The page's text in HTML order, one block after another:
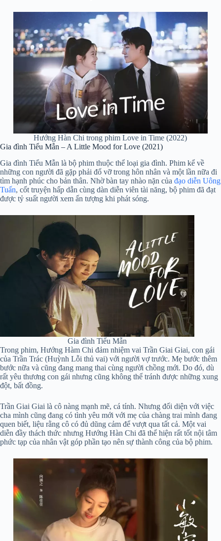
Hướng Hàn Chi trong phim Love in Time (2022)
Gia đình Tiểu Mẫn – A Little Mood for Love (2021)
Gia đình Tiểu Mẫn là bộ phim thuộc thể loại gia đình. Phim kể về
những con người đã gặp phải đổ vỡ trong hôn nhân và một lần nữa đi
tìm hạnh phúc cho bản thân. Nhờ bàn tay nhào nặn của đạo diễn Uông
Tuấn, cốt truyện hấp dẫn cùng dàn diễn viên tài năng, bộ phim đã đạt
được tỷ suất người xem ấn tượng khi phát sóng.
Gia đình Tiểu Mẫn
Trong phim, Hướng Hàm Chi đảm nhiệm vai Trần Giai Giai, con gái
của Trần Trác (Huỳnh Lỗi thủ vai) với người vợ trước. Mẹ bước thêm
bước nữa và cũng đang mang thai cùng người chồng mới. Do đó, dù
rất yêu thương con gái nhưng cũng không thể tránh được những xung
đột, bất đồng.
Trần Giai Giai là cô nàng mạnh mẽ, cá tính. Nhưng đối diện với việc
cha mình cũng đang có tình yêu mới với mẹ của chàng trai mình đang
quen biết, liệu rằng cô có đủ dũng cảm để vượt qua tất cả. Một vai
diễn đầy thách thức nhưng Hướng Hàn Chi đã thể hiện rất tốt nội tâm
phức tạp của nhân vật góp phần tạo nên sự thành công của bộ phim.